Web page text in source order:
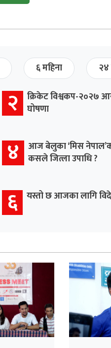
६ महिना २४
२
क्रिकेट विश्वकप-२०२७
घोषणा
४
आज बेलुका ‘मिस
कसले जित्ला उपाधि ?
६ यस्तो छ आजका लागि